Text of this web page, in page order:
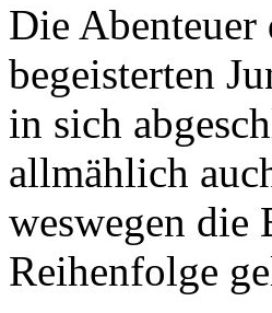
Die Abenteuer
begeisterten
in sich
allmählich
weswegen die
Reihenfolge